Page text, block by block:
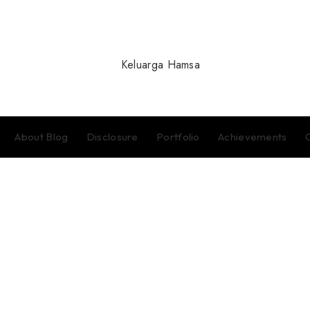
About Blog Disclosure Portfolio Achievements